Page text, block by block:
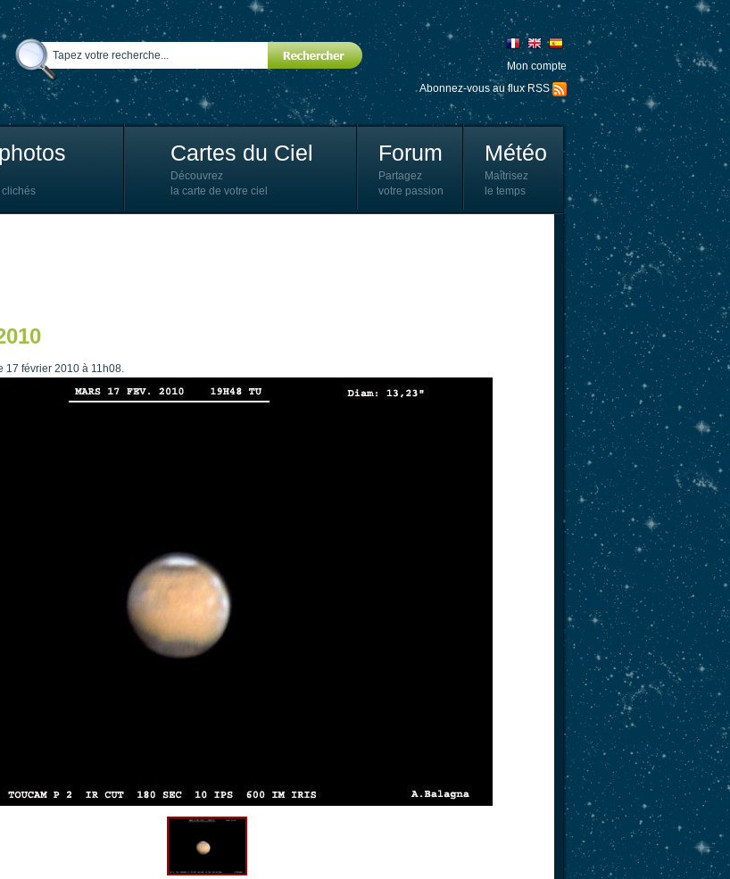
Mon compte
Abonnez-vous au flux RSS
clichés
Cartes du Ciel
Découvrez
la carte de votre ciel
Forum
Partagez
votre passion
Météo
Maîtrisez
le temps
17 février 2010 à 11h08.